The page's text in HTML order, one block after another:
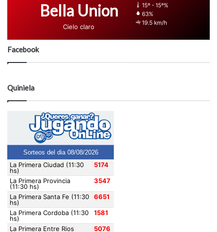
Bella Union
Cielo claro
15º - 15º%
63%
19.5 km/h
Facebook
Quiniela